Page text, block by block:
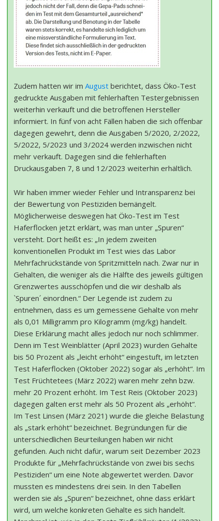
Zudem hatten wir im August berichtet, dass Öko-Test
gedruckte Ausgaben mit fehlerhaften Testergebnissen
weiterhin verkauft und die betroffenen Hersteller
informiert. In fünf von acht Fällen haben die sich offenbar
dagegen gewehrt, denn die Ausgaben 5/2020, 2/2022,
5/2022, 5/2023 und 3/2024 werden inzwischen nicht
mehr verkauft. Dagegen sind die fehlerhaften
Druckausgaben 7, 8 und 12/2023 weiterhin erhältlich.
Wir haben immer wieder Fehler und Intransparenz bei
der Bewertung von Pestiziden bemängelt.
Möglicherweise deswegen hat Öko-Test im Test
Haferflocken jetzt erklärt, was man unter „Spuren“
versteht. Dort heißt es: „In jedem zweiten
konventionellen Produkt im Test wies das Labor
Mehrfachrückstände von Spritzmitteln nach. Zwar nur in
Gehalten, die weniger als die Hälfte des jeweils gültigen
Grenzwertes ausschöpfen und die wir deshalb als
`Spuren´ einordnen.“ Der Legende ist zudem zu
entnehmen, dass es um gemessene Gehalte von mehr
als 0,01 Milligramm pro Kilogramm (mg/kg) handelt.
Diese Erklärung macht alles jedoch nur noch schlimmer.
Denn im Test Weinblätter (April 2023) wurden Gehalte
bis 50 Prozent als „leicht erhöht“ eingestuft, im letzten
Test Haferflocken (Oktober 2022) sogar als „erhöht“. Im
Test Früchtetees (März 2022) waren mehr zehn bzw.
mehr 20 Prozent erhöht. Im Test Reis (Oktober 2023)
dagegen galten erst mehr als 50 Prozent als „erhöht“.
Im Test Linsen (März 2021) wurde die gleiche Belastung
als „stark erhöht“ bezeichnet. Begründungen für die
unterschiedlichen Beurteilungen haben wir nicht
gefunden. Auch nicht dafür, warum seit Dezember 2023
Produkte für „Mehrfachrückstände von zwei bis sechs
Pestiziden“ um eine Note abgewertet werden. Davor
mussten es mindestens drei sein. In den Tabellen
werden sie als „Spuren“ bezeichnet, ohne dass erklärt
wird, um welche konkreten Gehalte es sich handelt.